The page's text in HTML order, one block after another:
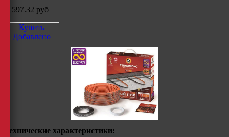
11597.32 руб
Купить
Добавлено
Технические характеристики: